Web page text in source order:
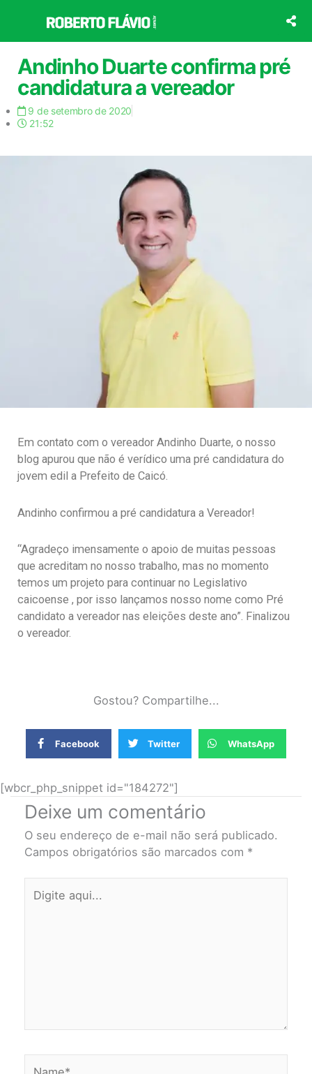
o
conteúdo
Andinho Duarte confirma pré
candidatura a vereador
9 de setembro de 2020
21:52
Em contato com o vereador Andinho Duarte, o nosso
blog apurou que não é verídico uma pré candidatura do
jovem edil a Prefeito de Caicó.
Andinho confirmou a pré candidatura a Vereador!
“Agradeço imensamente o apoio de muitas pessoas
que acreditam no nosso trabalho, mas no momento
temos um projeto para continuar no Legislativo
caicoense , por isso lançamos nosso nome como Pré
candidato a vereador nas eleições deste ano”. Finalizou
o vereador.
Gostou? Compartilhe...
Facebook Twitter WhatsApp
[wbcr_php_snippet id="184272"]
Deixe um comentário
O seu endereço de e-mail não será publicado.
Campos obrigatórios são marcados com *
aqui...